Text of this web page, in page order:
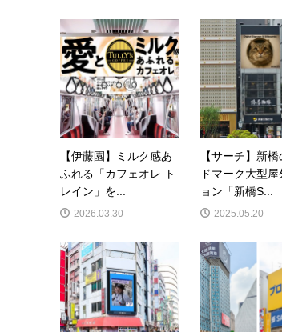
【伊藤園】ミルク感あ
ふれる「カフェオレ ト
レイン」を...
2026.03.30
【サーチ】新
ドマーク大型
ョン「新橋S...
2025.05.20